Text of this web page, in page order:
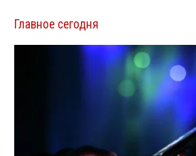
Главное сегодня